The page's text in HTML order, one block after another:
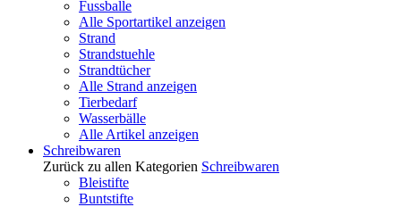
Fussballe
Alle Sportartikel anzeigen
Strand
Strandstuehle
Strandtücher
Alle Strand anzeigen
Tierbedarf
Wasserbälle
Alle Artikel anzeigen
Schreibwaren
Zurück zu allen Kategorien Schreibwaren
Bleistifte
Buntstifte